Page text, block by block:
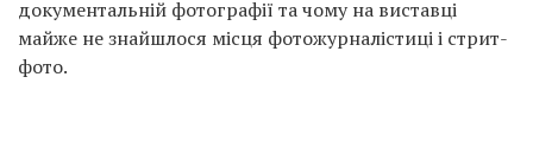
документальній фотографії та чому на виставці
майже не знайшлося місця фотожурналістиці і стрит-
фото.